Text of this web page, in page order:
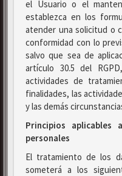
el Usuario o el
establezca en los
atender una solicitud o
conformidad con lo
salvo que sea de
artículo 30.5 del
actividades de
finalidades, las
y las demás
Principios
personales
El tratamiento de los
someterá a los